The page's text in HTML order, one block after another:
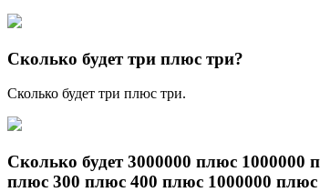
Сколько будет три плюс три?
Сколько будет три плюс три.
Сколько будет 3000000 плюс
плюс 300 плюс 400 плюс 1000000